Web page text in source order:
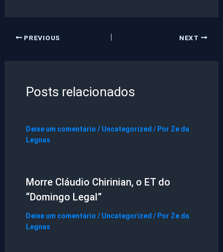
PREVIOUS NEXT
Posts relacionados
Deixe um comentário / Uncategorized / Por Ze da
Legnas
Morre Cláudio Chirinian, o ET do
“Domingo Legal”
Deixe um comentário / Uncategorized / Por Ze da
Legnas